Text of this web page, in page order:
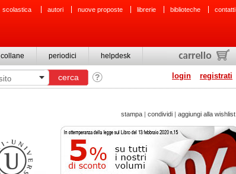
scolastica autori nuove proposte librerie biblioteche contatti
collane periodici helpdesk
login registrati
stampa | condividi | aggiungi alla wishlist